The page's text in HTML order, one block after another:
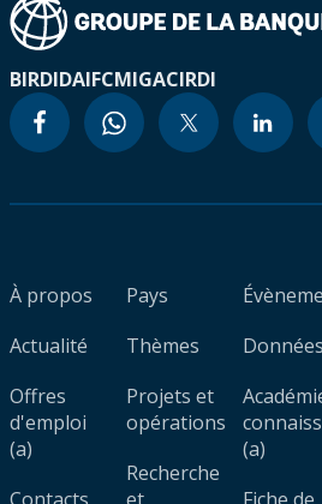
BIRDIDAIFCMIGACIRDI
À propos
Actualité
Offres
d'emploi
(a)
Pays
Thèmes
Projets et
opérations
Recherche
Données
(a)